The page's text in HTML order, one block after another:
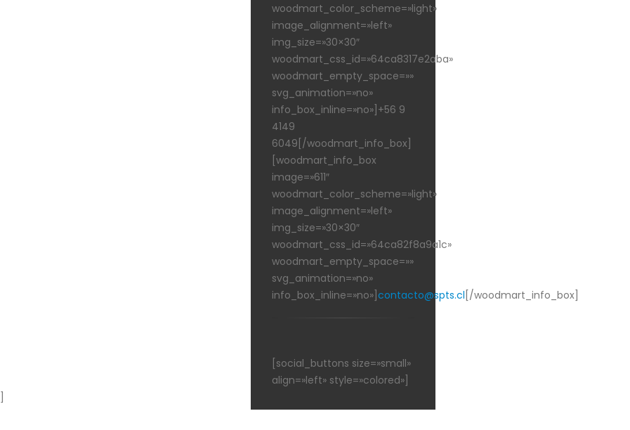
woodmart_color_scheme=»light»
image_alignment=»left»
img_size=»30×30″
woodmart_css_id=»64ca8317e2aba»
woodmart_empty_space=»»
svg_animation=»no»
info_box_inline=»no»]+56 9
4149
6049[/woodmart_info_box]
[woodmart_info_box
image=»611″
woodmart_color_scheme=»light»
image_alignment=»left»
img_size=»30×30″
woodmart_css_id=»64ca82f8a9a1c»
woodmart_empty_space=»»
svg_animation=»no»
info_box_inline=»no»] contacto@spts.cl [/woodmart_info_box]
[social_buttons size=»small»
align=»left» style=»colored»]